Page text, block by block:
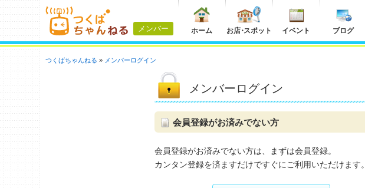
メンバー ホーム お店・スポット イベント ブログ
つくばちゃんねる メンバーログイン
メンバーログイン
会員登録がお済みでない方
会員登録がお済みでない方は、まずは会員登録。
カンタン登録を済ますだけですぐにご利用いただけます。